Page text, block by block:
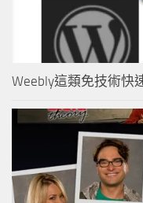
Weebly這類免技術快